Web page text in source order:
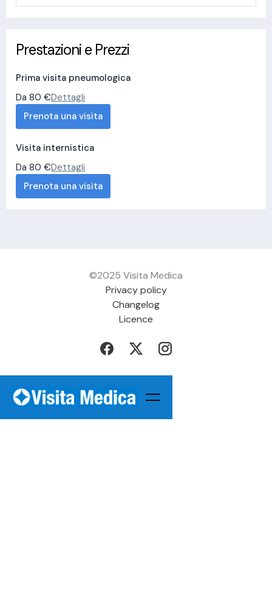
Prestazioni e Prezzi
Prima visita pneumologica
Da 80 €Dettagli
Prenota una visita
Visita internistica
Da 80 €Dettagli
Prenota una visita
©2025 Visita Medica
Privacy policy
Changelog
Licence